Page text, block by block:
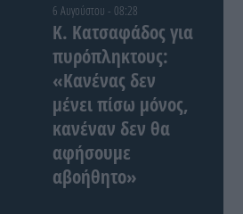
6 Αυγούστου - 08:28
Κ. Κατσαφάδος για
πυρόπληκτους:
«Κανένας δεν
μένει πίσω μόνος,
κανέναν δεν θα
αφήσουμε
αβοήθητο»